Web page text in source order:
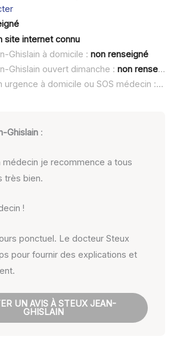
site internet connu
Ghislain à domicile : non renseigné
Ghislain ouvert dimanche : non renseigné
Steux Jean-Ghislain urgence à domicile ou SOS médecin :non
Ghislain :
je recommence a tous
très bien.
!
ponctuel. Le docteur Steux
pour fournir des explications et
UN AVIS À STEUX JEAN-
GHISLAIN